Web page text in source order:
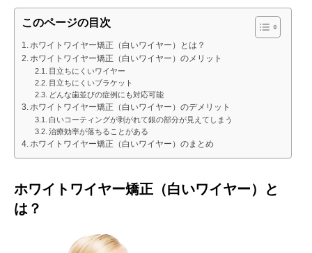
このページの目次
ホワイトワイヤー矯正（白いワイヤー）とは？
ホワイトワイヤー矯正（白いワイヤー）のメリット
目立ちにくいワイヤー
目立ちにくいブラケット
どんな歯並びの症例にも対応可能
ホワイトワイヤー矯正（白いワイヤー）のデメリット
白いコーティングが剥がれて銀の部分が見えてしまう
治療効率が落ちることがある
ホワイトワイヤー矯正（白いワイヤー）のまとめ
ホワイトワイヤー矯正（白いワイヤー）と
は？